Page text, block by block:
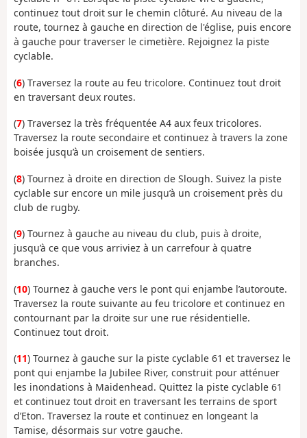
continuez tout droit sur le chemin clôturé. Au niveau de la
route, tournez à gauche en direction de l'église, puis encore
à gauche pour traverser le cimetière. Rejoignez la piste
cyclable.
(6) Traversez la route au feu tricolore. Continuez tout droit
en traversant deux routes.
(7) Traversez la très fréquentée A4 aux feux tricolores.
Traversez la route secondaire et continuez à travers la zone
boisée jusqu’à un croisement de sentiers.
(8) Tournez à droite en direction de Slough. Suivez la piste
cyclable sur encore un mile jusqu’à un croisement près du
club de rugby.
(9) Tournez à gauche au niveau du club, puis à droite,
jusqu’à ce que vous arriviez à un carrefour à quatre
branches.
(10) Tournez à gauche vers le pont qui enjambe l’autoroute.
Traversez la route suivante au feu tricolore et continuez en
contournant par la droite sur une rue résidentielle.
Continuez tout droit.
(11) Tournez à gauche sur la piste cyclable 61 et traversez le
pont qui enjambe la Jubilee River, construit pour atténuer
les inondations à Maidenhead. Quittez la piste cyclable 61
et continuez tout droit en traversant les terrains de sport
d’Eton. Traversez la route et continuez en longeant la
Tamise, désormais sur votre gauche.